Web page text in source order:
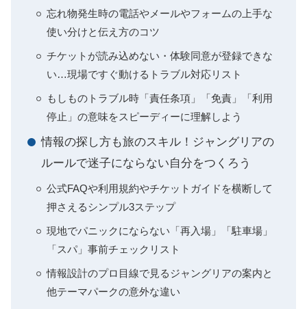
忘れ物発生時の電話やメールやフォームの上手な
使い分けと伝え方のコツ
チケットが読み込めない・体験同意が登録できな
い…現場ですぐ動けるトラブル対応リスト
もしものトラブル時「責任条項」「免責」「利用
停止」の意味をスピーディーに理解しよう
情報の探し方も旅のスキル！ジャングリアの
ルールで迷子にならない自分をつくろう
公式FAQや利用規約やチケットガイドを横断して
押さえるシンプル3ステップ
現地でパニックにならない「再入場」「駐車場」
「スパ」事前チェックリスト
情報設計のプロ目線で見るジャングリアの案内と
他テーマパークの意外な違い